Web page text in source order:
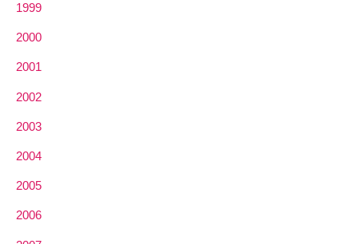
1999
2000
2001
2002
2003
2004
2005
2006